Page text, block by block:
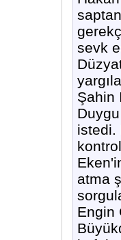
sevk
Şahin
istedi.
atma
Engin